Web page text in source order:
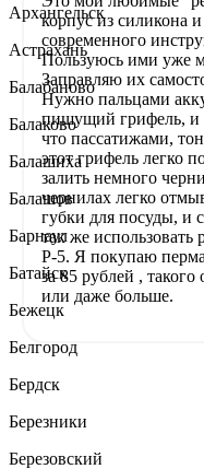
корпус из силикона
современного
Пользуюсь ими уже
Заправляю их
Нужно пальцами
пишущий грифель, и
что пассатижами,
этот грифель легко
залить немного
чернилах легко
губки для посуды, и
так же использовать
Р-5. Я покупаю
за 85 рублей , такого
или даже больше.
Архангельск
Астрахань
Балабаново
Балаково
Балашиха
Балашов
Барнаул
Батайск
Бежецк
Белгород
Бердск
Березники
Березовский